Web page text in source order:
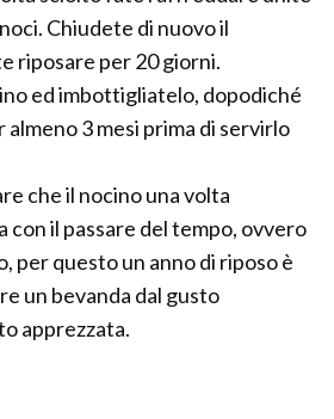
Chiudete di nuovo il
riposare per 20 giorni.
ed imbottigliatelo, dopodiché
3 mesi prima di servirlo
che il nocino una volta
il passare del tempo, ovvero
per questo un anno di riposo è
un bevanda dal gusto
apprezzata.